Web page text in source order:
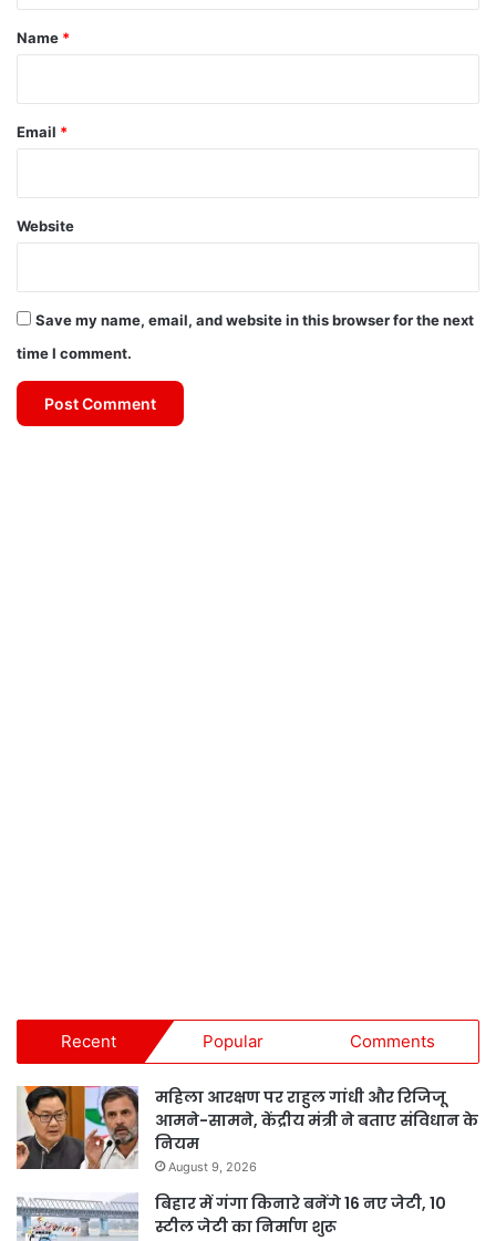
*
Name *
Email *
Website
Save my name, email, and website in this browser for the next
time I comment.
Recent Popular Comments
महिला आरक्षण पर राहुल गांधी और रिजिजू
आमने-सामने, केंद्रीय मंत्री ने बताए संविधान के
नियम
August 9, 2026
बिहार में गंगा किनारे बनेंगे 16 नए जेटी, 10
स्टील जेटी का निर्माण शुरू